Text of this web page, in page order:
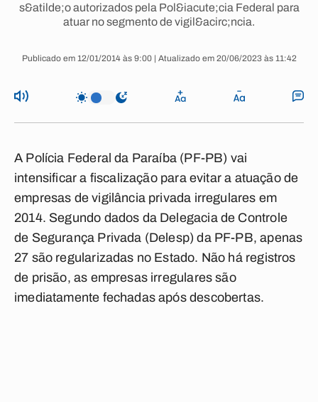
s&atilde;o autorizados pela Pol&iacute;cia Federal para
atuar no segmento de vigil&acirc;ncia.
Publicado em 12/01/2014 às 9:00 | Atualizado em 20/06/2023 às 11:42
A Polícia Federal da Paraíba (PF-PB) vai
intensificar a fiscalização para evitar a atuação de
empresas de vigilância privada irregulares em
2014. Segundo dados da Delegacia de Controle
de Segurança Privada (Delesp) da PF-PB, apenas
27 são regularizadas no Estado. Não há registros
de prisão, as empresas irregulares são
imediatamente fechadas após descobertas.